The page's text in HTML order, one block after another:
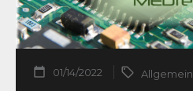
01/14/2022 Allgemein